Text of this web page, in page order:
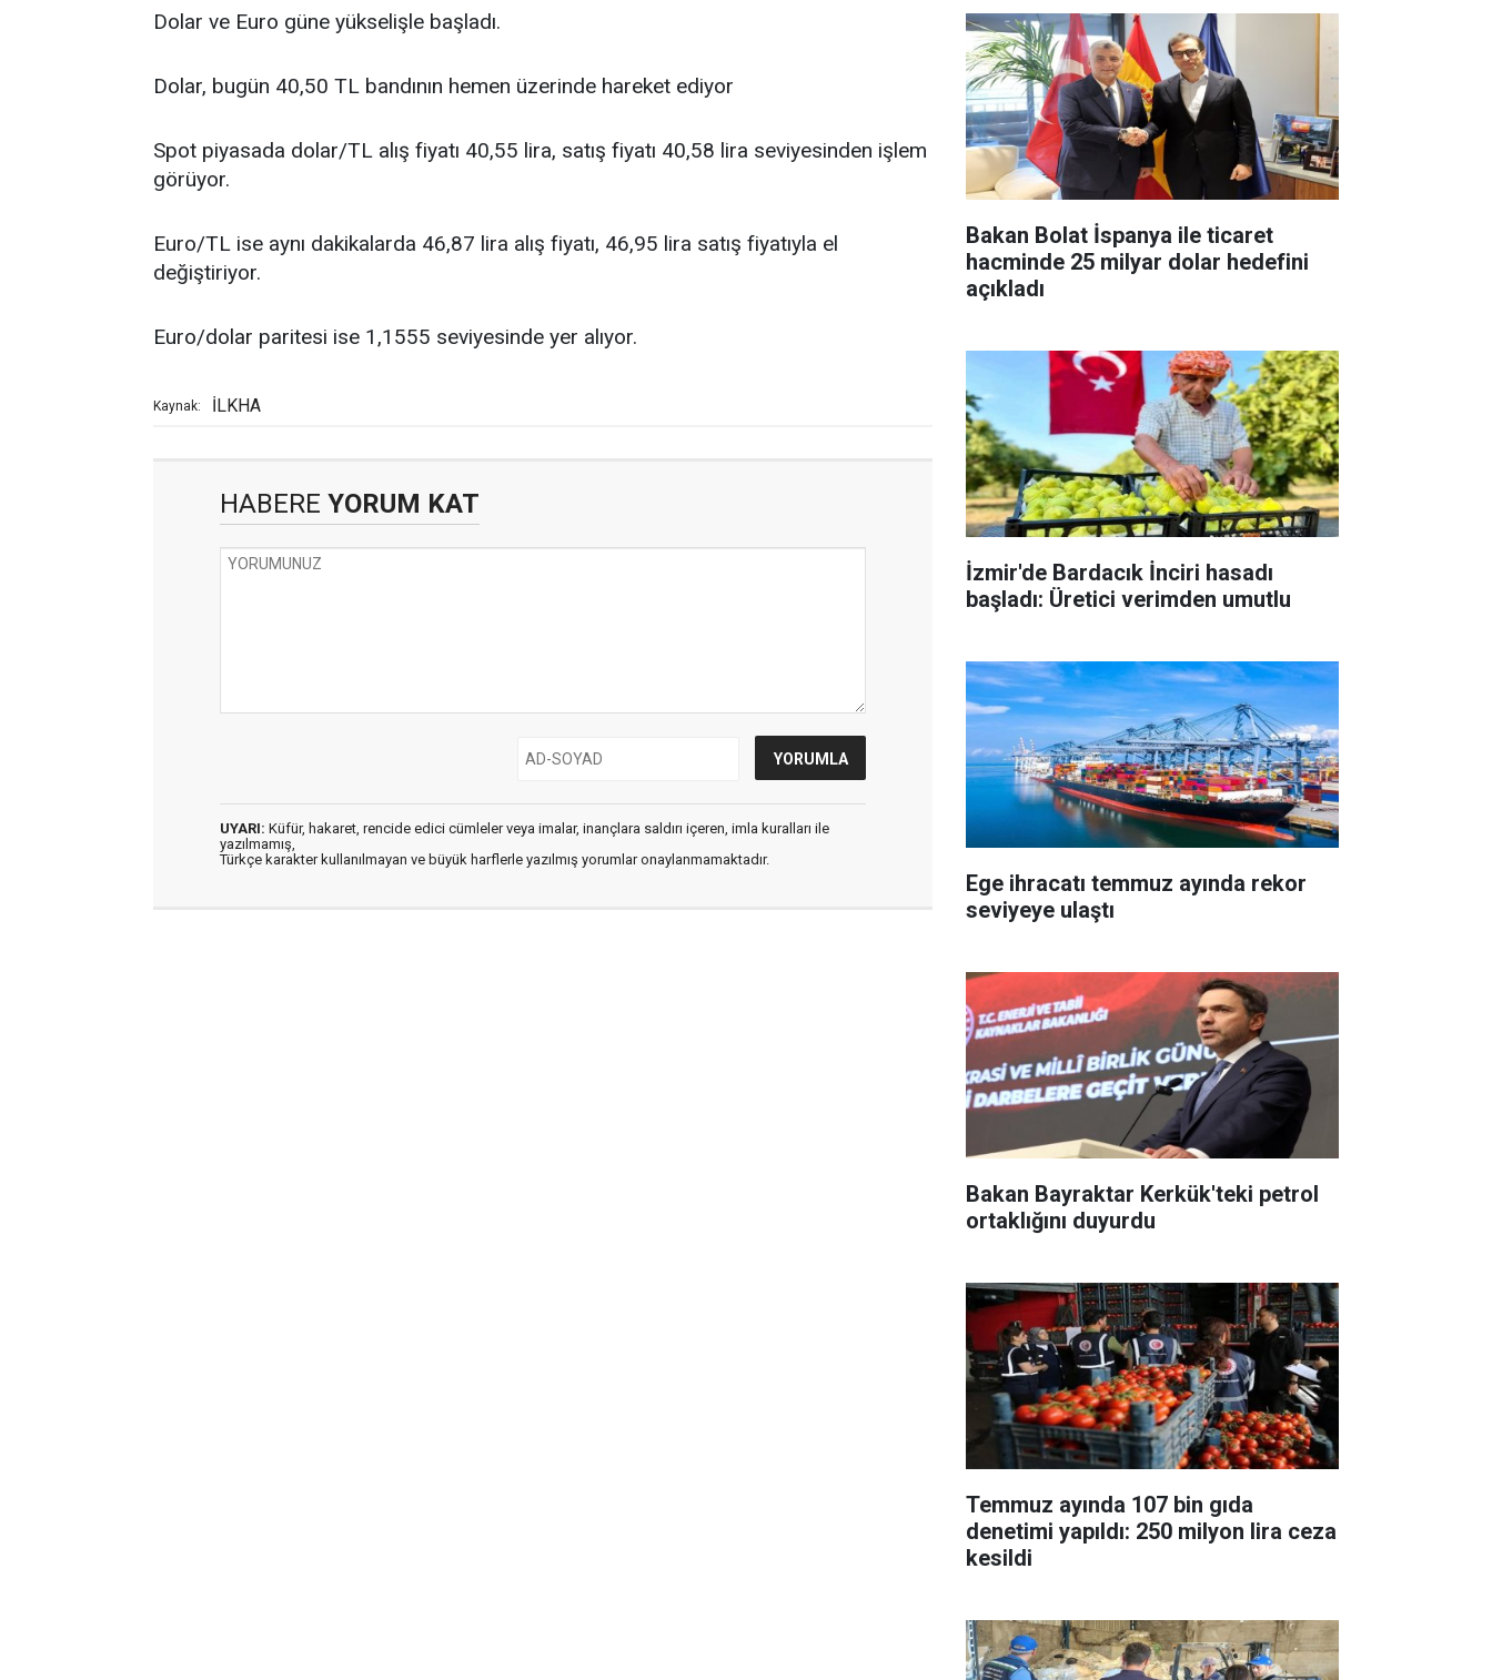
Dolar ve Euro güne yükselişle başladı.
Dolar, bugün 40,50 TL bandının hemen üzerinde hareket ediyor
Spot piyasada dolar/TL alış fiyatı 40,55 lira, satış fiyatı 40,58 lira seviyesinden işlem
görüyor.
Euro/TL ise aynı dakikalarda 46,87 lira alış fiyatı, 46,95 lira satış fiyatıyla el
değiştiriyor.
Euro/dolar paritesi ise 1,1555 seviyesinde yer alıyor.
Kaynak: İLKHA
HABERE YORUM KAT
UYARI: Küfür, hakaret, rencide edici cümleler veya imalar, inançlara saldırı içeren, imla kuralları ile
yazılmamış,
Türkçe karakter kullanılmayan ve büyük harflerle yazılmış yorumlar onaylanmamaktadır.
Bakan Bolat İspanya ile ticaret
hacminde 25 milyar dolar hedefini
açıkladı
İzmir'de Bardacık İnciri hasadı
başladı: Üretici verimden umutlu
Ege ihracatı temmuz ayında rekor
seviyeye ulaştı
Bakan Bayraktar Kerkük'teki petrol
ortaklığını duyurdu
Temmuz ayında 107 bin gıda
denetimi yapıldı: 250 milyon lira ceza
kesildi